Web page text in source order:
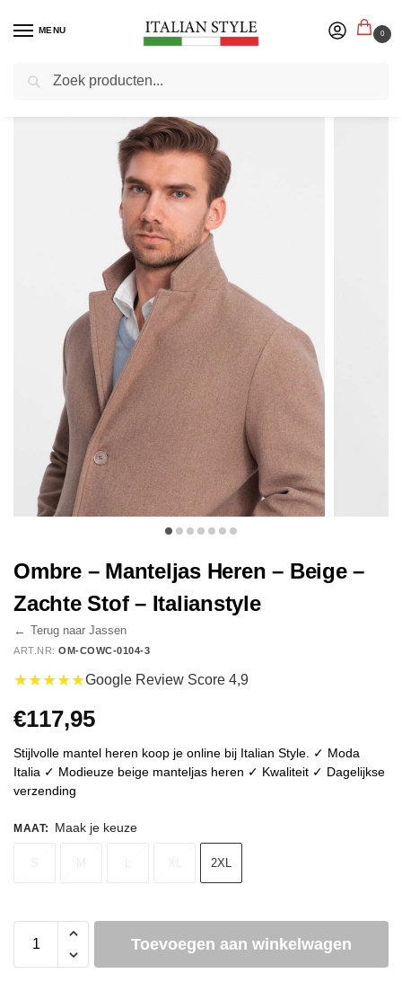
MENU 0
Home Herenmode / Jassen
Ombre – Manteljas Heren – Beige –
Zachte Stof – Italianstyle
← Terug naar Jassen
ART.NR: OM-COWC-0104-3
★★★★★Google Review Score 4,9
€117,95
Stijlvolle mantel heren koop je online bij Italian Style. ✓ Moda
Italia ✓ Modieuze beige manteljas heren ✓ Kwaliteit ✓ Dagelijkse
verzending
MAAT: Maak je keuze
2XL
Toevoegen aan winkelwagen